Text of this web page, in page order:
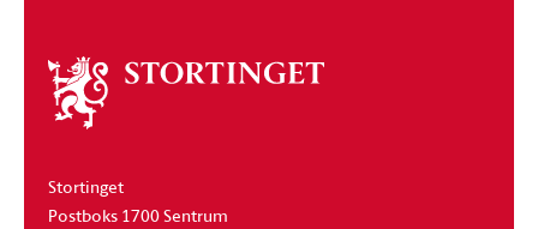
Om
stortinget
Stortinget
Postboks 1700 Sentrum